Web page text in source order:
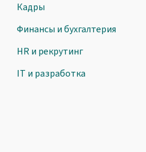
Кадры
Финансы и бухгалтерия
HR и рекрутинг
IT и разработка